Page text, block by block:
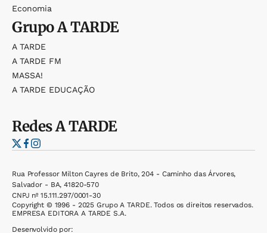
Economia
GrupoA TARDE
A TARDE
A TARDE FM
MASSA!
A TARDE EDUCAÇÃO
RedesA TARDE
Rua Professor Milton Cayres de Brito, 204 - Caminho das Árvores,
Salvador - BA, 41820-570
CNPJ nº 15.111.297/0001-30
Copyright © 1996 - 2025 Grupo A TARDE. Todos os direitos reservados.
EMPRESA EDITORA A TARDE S.A.
Desenvolvido por: